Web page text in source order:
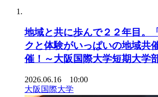
地域と共に歩んで２２年目。
クと体験がいっぱいの地域共
催！～大阪国際大学短期大学
2026.06.16 10:00
大阪国際大学